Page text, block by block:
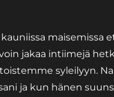
maisemissa
jakaa intiimejä
syleilyyn.
ja kun hänen